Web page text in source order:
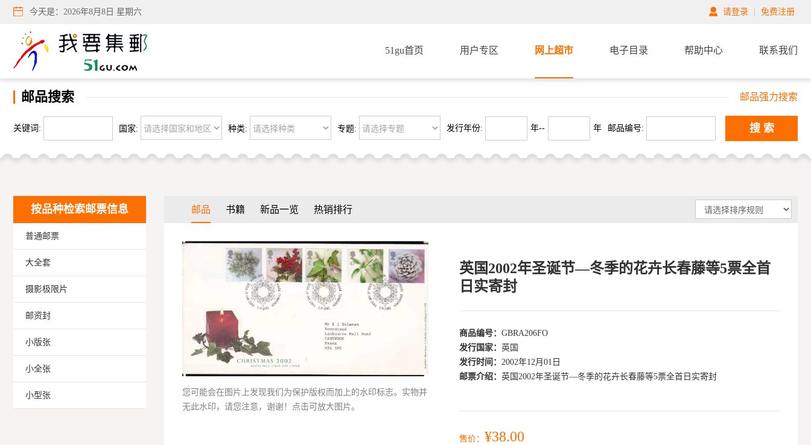
今天是： 2026年8月8日 星期六 请登录 免费注册
51gu首页 用户专区 网上超市 电子目录 帮助中心 联系我们
邮品搜索 邮品强力搜索
关键词: 国家: 种类: 专题: 发行年份: 年-- 年 邮品编号: 搜 索
按品种检索邮票信息
普通邮票
大全套
摄影极限片
邮资封
小版张
小全张
小型张
邮品 书籍 新品一览 热销排行
您可能会在图片上发现我们为保护版权而加上的水印标志。实物并
无此水印，请您注意，谢谢！点击可放大图片。
英国2002年圣诞节—冬季的花卉长春藤等5票全首
日实寄封
商品编号：GBRA206FO
发行国家：英国
发行时间：2002年12月01日
邮票介绍：英国2002年圣诞节—冬季的花卉长春藤等5票全首日实寄封
售价： ¥38.00